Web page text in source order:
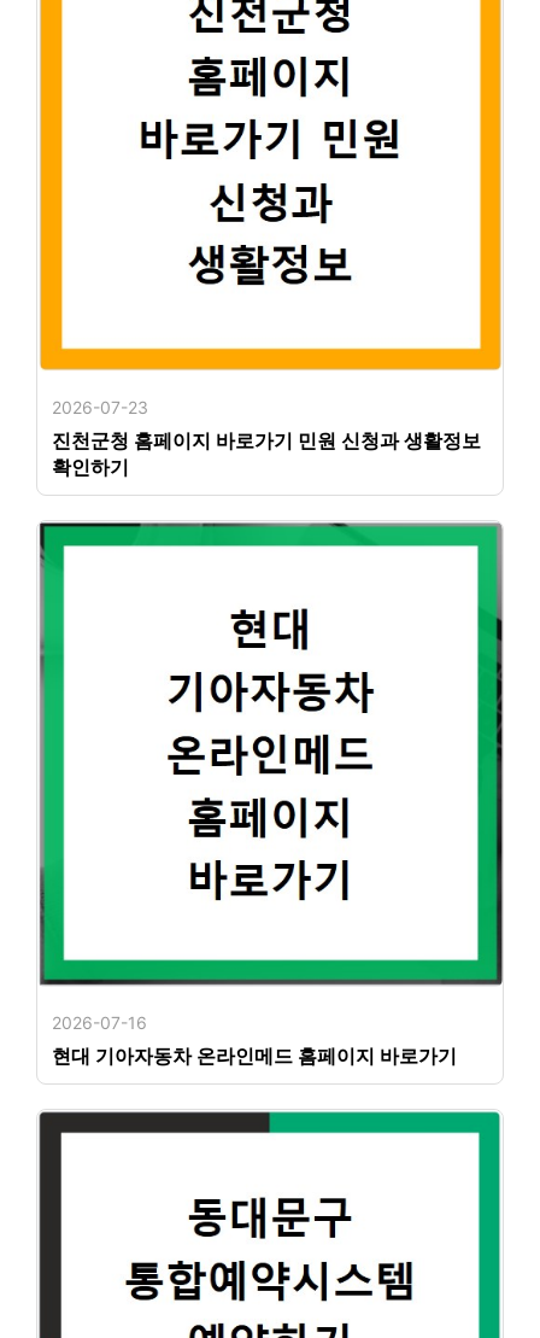
2026-07-23
진천군청 홈페이지 바로가기 민원 신청과 생활정보
확인하기
2026-07-16
현대 기아자동차 온라인메드 홈페이지 바로가기